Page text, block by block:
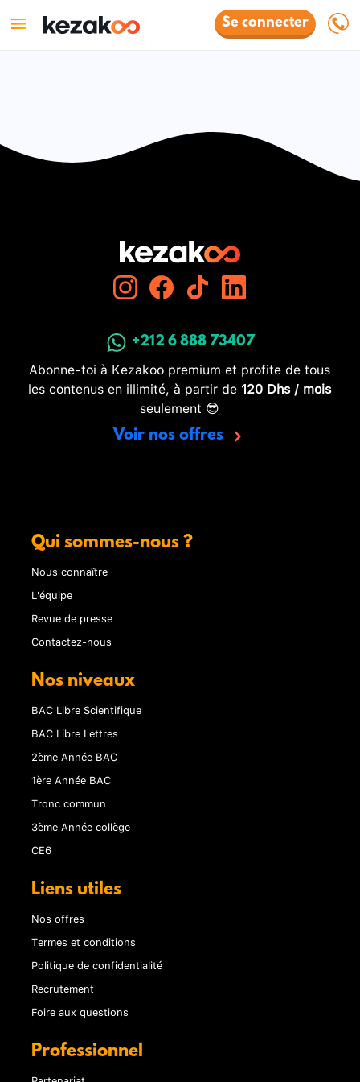
Se connecter
+212 6 888 73407
Abonne-toi à Kezakoo premium et profite de tous
les contenus en illimité, à partir de 120 Dhs / mois
seulement 😎
Voir nos offres
Qui sommes-nous ?
Nous connaître
L'équipe
Revue de presse
Contactez-nous
Nos niveaux
BAC Libre Scientifique
BAC Libre Lettres
2ème Année BAC
1ère Année BAC
Tronc commun
3ème Année collège
CE6
Liens utiles
Nos offres
Termes et conditions
Politique de confidentialité
Recrutement
Foire aux questions
Professionnel